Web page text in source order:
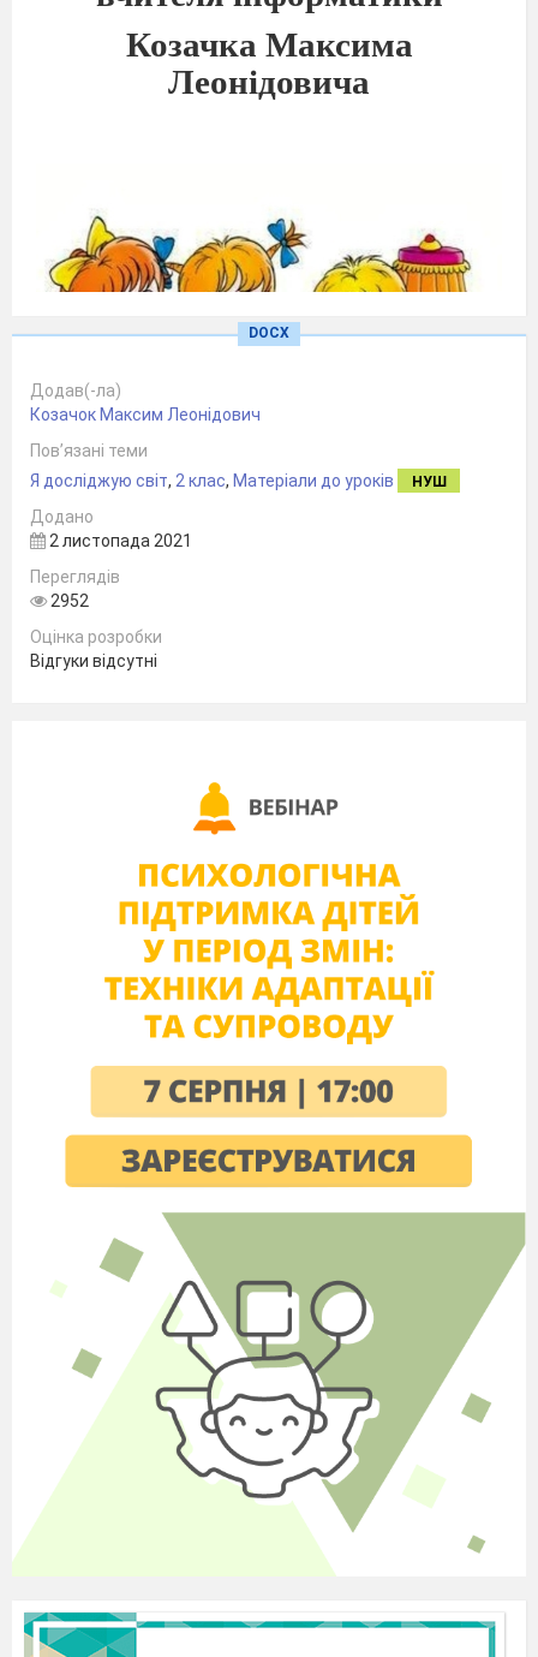
Козачка Максима
Леонідовича
V V має значні успіхи;
помітний прогрес;
Технологічна освітня галузь
Дата
навчальної
06.09. 13.09. 20.09.
Організовує робоче
умовою,
дотримується
безпечних прийомів
праці
Виготовляє
поетапно виріб за
визначеною
послідовністю
операцій/дій
3
Виконує трудові дії
самообслуговування,
у тому числі
ремонтує іграшки,
книжки, доглядає за
рослинами
П.І. учня/учениці
№
Дата
DOCX
Додав(-ла)
Козачок Максим Леонідович
Пов’язані теми
Я досліджую світ, 2 клас, Матеріали до уроків НУШ
Додано
2 листопада 2021
Переглядів
2952
Оцінка розробки
Відгуки відсутні